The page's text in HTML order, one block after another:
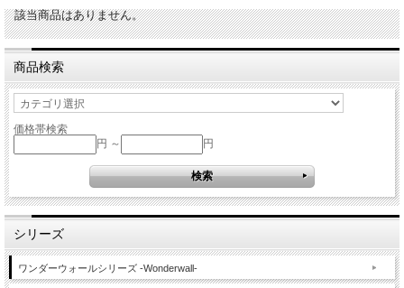
該当商品はありません。
商品検索
価格帯検索
円 ～
円
シリーズ
ワンダーウォールシリーズ -Wonderwall-